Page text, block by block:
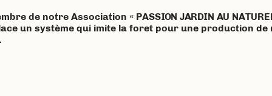
de notre Association « PASSION JARDIN AU
un système qui imite la foret pour une production